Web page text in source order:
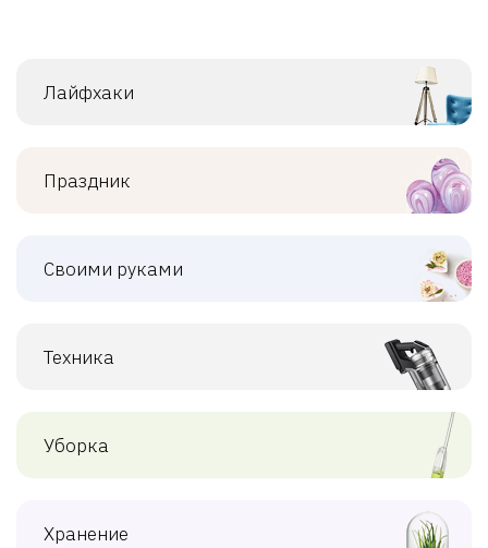
Лайфхаки
Праздник
Своими руками
Техника
Уборка
Хранение